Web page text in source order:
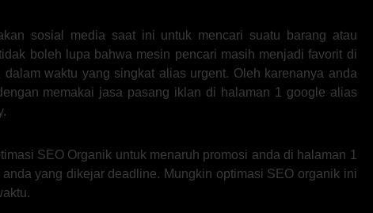
sosial media saat ini untuk mencari suatu barang atau
boleh lupa bahwa mesin pencari masih menjadi favorit di
waktu yang singkat alias urgent. Oleh karenanya anda
memakai jasa pasang iklan di halaman 1 google alias
SEO Organik untuk menaruh promosi anda di halaman 1
yang dikejar deadline. Mungkin optimasi SEO organik ini